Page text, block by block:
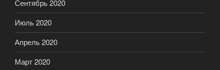
Сентябрь 2020
Июль 2020
Апрель 2020
Март 2020